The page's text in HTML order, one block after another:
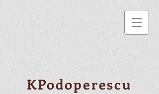
KPodoperescu